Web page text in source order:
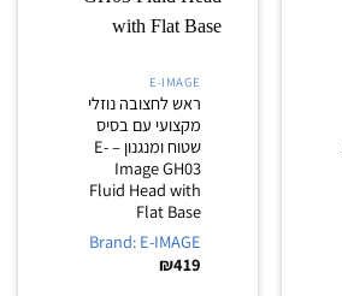
E-IMAGE
ראש לחצובה נוזלי
מקצועי עם בסיס
שטוח ומנגנון – E-
Image GH03
Fluid Head with
Flat Base
Brand: E-IMAGE
₪419